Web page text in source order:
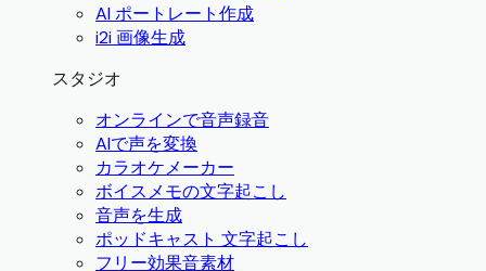
AI ポートレート作成
i2i 画像生成
スタジオ
オンラインで音声録音
AIで声を変換
カラオケメーカー
ボイスメモの文字起こし
音声を生成
ポッドキャスト 文字起こし
フリー効果音素材